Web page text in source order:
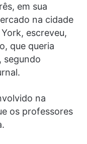
em sua
na cidade
escreveu,
que queria
segundo
na
os professores